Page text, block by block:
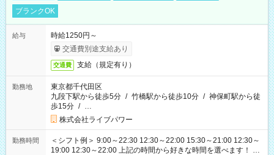
ブランクOK
給与
時給1250円～
交通費別途支給あり
交通費 支給（規定有り）
勤務地
東京都千代田区
九段下駅から徒歩5分 / 竹橋駅から徒歩10分 / 神保町駅から徒
歩15分 / …
株式会社ライブパワー
勤務時間
＜シフト例＞ 9:00～22:30 12:30～22:00 15:30～21:00 12:30～
19:00 12:30～22:00 上記の時間から好きな時間を選べます！ ※